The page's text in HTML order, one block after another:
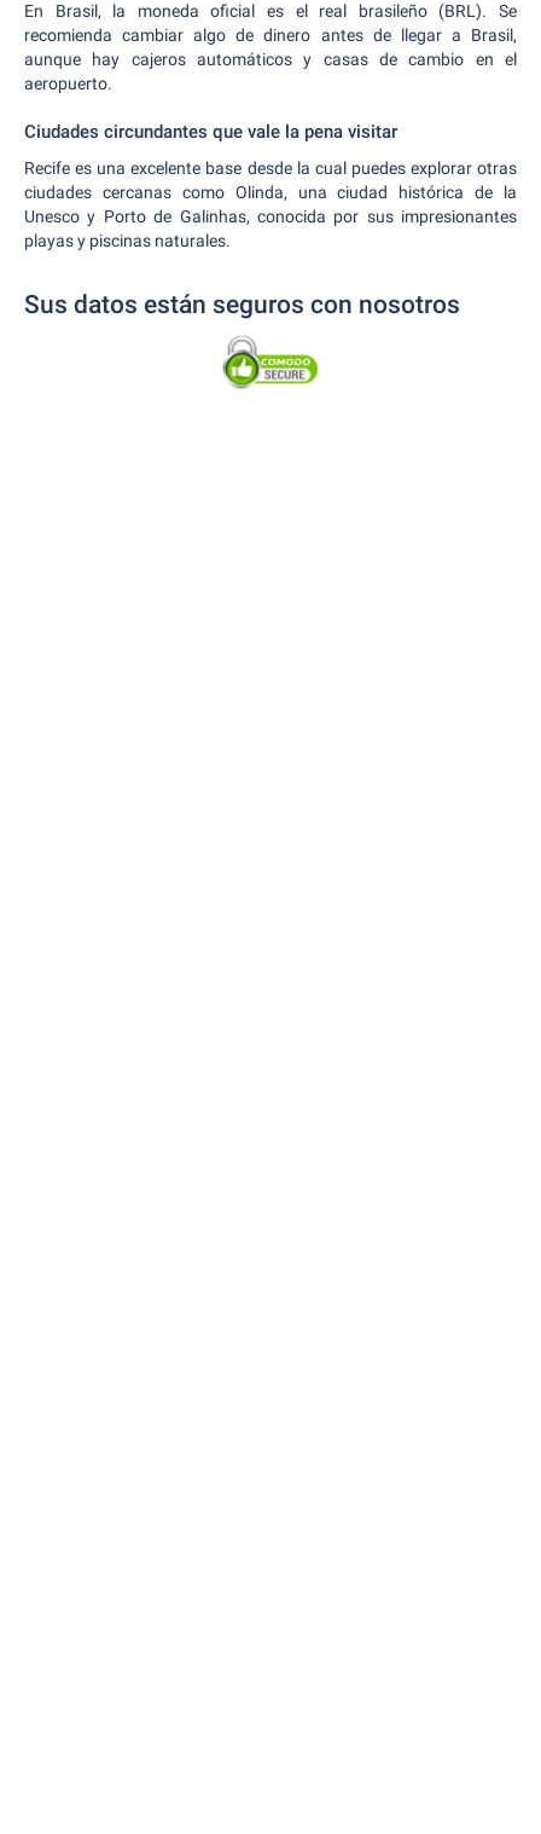
En Brasil, la moneda oficial es el real brasileño (BRL). Se
recomienda cambiar algo de dinero antes de llegar a Brasil,
aunque hay cajeros automáticos y casas de cambio en el
aeropuerto.
Ciudades circundantes que vale la pena visitar
Recife es una excelente base desde la cual puedes explorar otras
ciudades cercanas como Olinda, una ciudad histórica de la
Unesco y Porto de Galinhas, conocida por sus impresionantes
playas y piscinas naturales.
Sus datos están seguros con nosotros